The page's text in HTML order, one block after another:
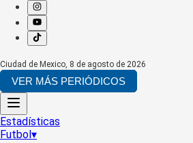
Ciudad de Mexico, 8 de agosto de 2026
VER MÁS PERIÓDICOS
Estadísticas
Futbol▾